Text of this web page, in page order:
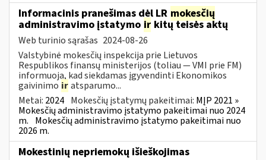
Informacinis pranešimas dėl LR mokesčių
administravimo įstatymo ir kitų teisės aktų
Web turinio sąrašas 2024-08-26
Valstybinė mokesčių inspekcija prie Lietuvos
Respublikos finansų ministerijos (toliau — VMI prie FM)
informuoja, kad siekdamas įgyvendinti Ekonomikos
gaivinimo iratsparumo...
Metai: 2024 Mokesčių įstatymų pakeitimai: MĮP 2021 »
Mokesčių administravimo įstatymo pakeitimai nuo 2024
m. Mokesčių administravimo įstatymo pakeitimai nuo
2026 m.
Mokestinių nepriemokų išieškojimas